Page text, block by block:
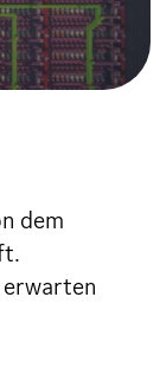
dem
erwarten